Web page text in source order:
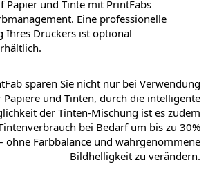
Papier und Tinte mit PrintFabs
Eine professionelle
Ihres Druckers ist optional
sparen Sie nicht nur bei Verwendung
und Tinten, durch die intelligente
der Tinten-Mischung ist es zudem
bei Bedarf um bis zu 30%
ohne Farbbalance und wahrgenommene
Bildhelligkeit zu verändern.